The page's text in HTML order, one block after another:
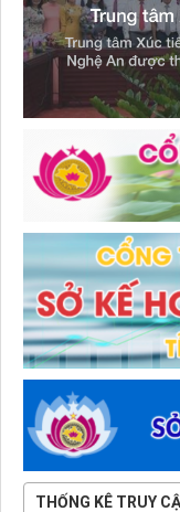
THỐNG KÊ TRUY